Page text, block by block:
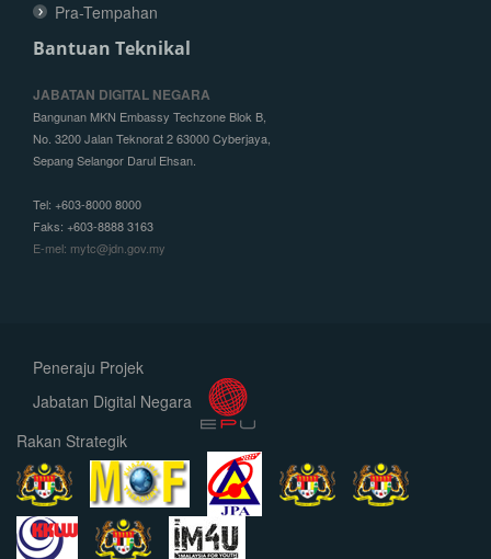
Pra-Tempahan
Bantuan Teknikal
JABATAN DIGITAL NEGARA
Bangunan MKN Embassy Techzone Blok B,
No. 3200 Jalan Teknorat 2 63000 Cyberjaya,
Sepang Selangor Darul Ehsan.
Tel: +603-8000 8000
Faks: +603-8888 3163
E-mel: mytc@jdn.gov.my
Peneraju Projek
Jabatan Digital Negara
Rakan Strategik